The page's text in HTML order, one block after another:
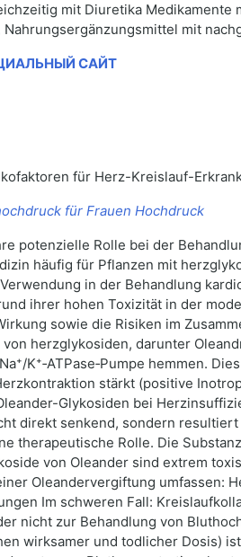
mit Diuretika
mit
САЙТ
für Herz-Kreislauf-
für Frauen Hochdruck
potenzielle Rolle bei der
häufig für Pflanzen mit
in der Behandlung
ihrer hohen Toxizität in der
sowie die Risiken im
herzglykosiden, darunter
K⁺‑ATPase‑Pumpe hemmen.
stärkt (positive
Glykosiden bei
direkt senkend, sondern
therapeutische Rolle. Die
von Oleander sind extrem
Oleandervergiftung umfassen:
Im schweren Fall:
nicht zur Behandlung von
wirksamer und todlicher Dosis)